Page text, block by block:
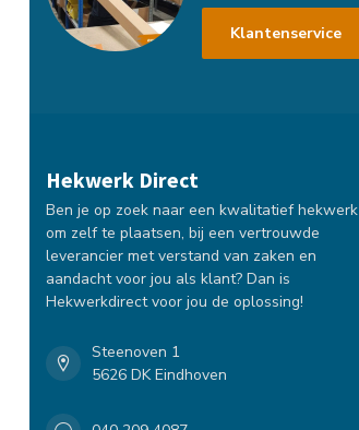
Klantenservice
Hekwerk Direct
Ben je op zoek naar een kwalitatief hekwerk
om zelf te plaatsen, bij een vertrouwde
leverancier met verstand van zaken en
aandacht voor jou als klant? Dan is
Hekwerkdirect voor jou de oplossing!
Steenoven 1
5626 DK Eindhoven